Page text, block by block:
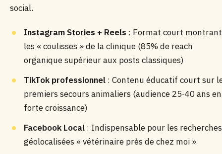
social.
Instagram Stories + Reels : Format court montrant
les « coulisses » de la clinique (85% de reach
organique supérieur aux posts classiques)
TikTok professionnel : Contenu éducatif court sur
premiers secours animaliers (audience 25-40 ans en
forte croissance)
Facebook Local : Indispensable pour les recherches
géolocalisées « vétérinaire près de chez moi »